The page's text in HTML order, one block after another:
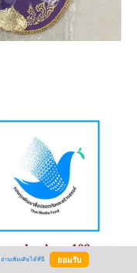
อ่านเพิ่มเติมได้ที่นี่